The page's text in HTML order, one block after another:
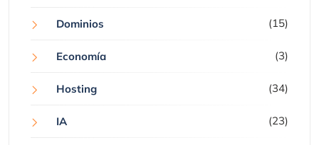
Dominios (15)
Economía (3)
Hosting (34)
IA (23)